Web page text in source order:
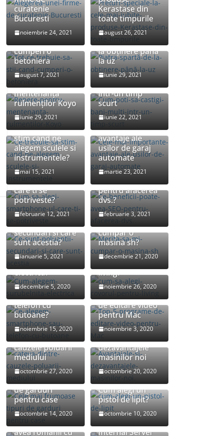
curatenie
Bucuresti
noiembrie 24, 2021
Kerastase din
toate timpurile
august 26, 2021
Tot ce trebuie sa
cumperi o
betoniera
august 7, 2021
la obținere până
la uz
iunie 29, 2021
Repere pentru
mentenanța
rulmenților Koyo
iunie 29, 2021
Cum poti sa
castigi bani multi
intr-un timp
scurt
iunie 22, 2021
Ce trebuie sa
stim cand ne
alegem sculele si
instrumentele?
mai 15, 2021
Cele mai
importante
avantaje ale
usilor de garaj
automate
martie 23, 2021
Cum sa alegi
smartphone-ul
care ti se
potriveste?
februarie 12, 2021
Ce beneficii
pentru afacerea
dvs.?
februarie 3, 2021
Ce sunt poluantii
secundari si care
sunt acestia?
ianuarie 5, 2021
Merita sa-mi
cumpar o
masina sh?
decembrie 21, 2020
Cum alegem
surubelnita
electrica?
decembrie 5, 2020
Cum sa alegi
covorul pentru
living?
noiembrie 26, 2020
Ce alegem:
smartphone sau
telefon cu
butoane?
noiembrie 15, 2020
Top 5 programe
de editare video
pentru Mac
noiembrie 3, 2020
Cateva dintre
cauzele poluarii
mediului
octombrie 27, 2020
Avantajele si
dezavantajele
masinilor noi
octombrie 20, 2020
Cele mai
frumoase tipuri
de garduri
pentru case
octombrie 14, 2020
Cum alegi un
pistol de lipit?
octombrie 10, 2020
Ce joburi pot
avea romanii cu
Ce inseamna 500
Internal Server